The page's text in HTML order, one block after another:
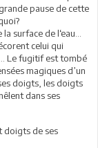
pause de cette
surface de l‘eau…
celui qui
Le fugitif est tombé
magiques d’un
doigts, les doigts
dans ses
doigts de ses